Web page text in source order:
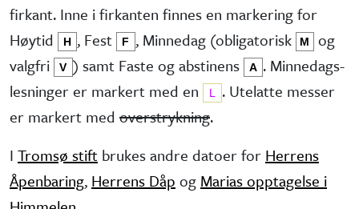
firkant. Inne i firkanten finnes en markering for
Høytid
H , Fest F , Minne­dag (obliga­torisk M
og
valg­fri
V ) samt Faste og abstinens A . Minnedags­
lesninger er markert med en
L
. Utelatte messer
er markert med overstrykning.
I Tromsø stift brukes andre datoer for Herrens
Åpenbaring, Herrens Dåp og Marias opptagelse i